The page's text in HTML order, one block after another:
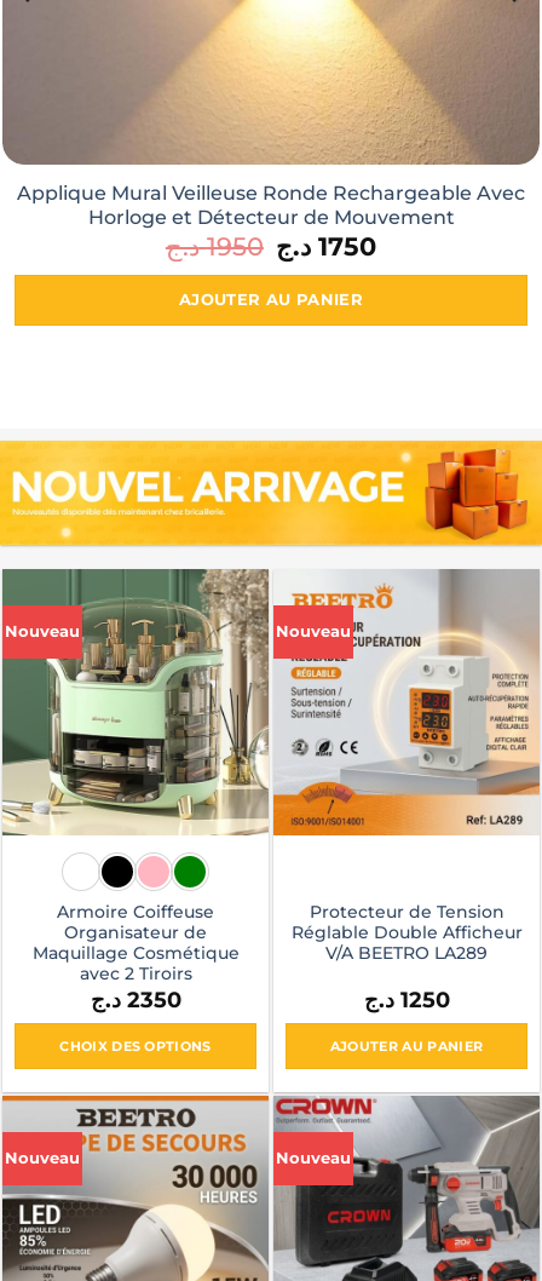
Bouilloire Thermos électrique chauffant pour
voiture avec prise Allume Cigarette
1250 د.ج
AJOUTER AU PANIER
Nouveau
Armoire Coiffeuse
Organisateur de
Maquillage Cosmétique
avec 2 Tiroirs
2350 د.ج
CHOIX DES OPTIONS
produit
a
plusieurs
variations.
Les
options
peuvent
Nouveau
Protecteur de Tension
Réglable Double Afficheur
V/A BEETRO LA289
1250 د.ج
AJOUTER AU PANIER
Nouveau Nouveau